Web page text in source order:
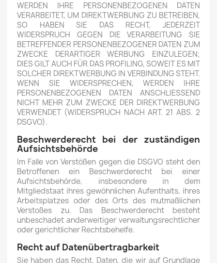
WERDEN IHRE PERSONENBEZOGENEN DATEN
VERARBEITET, UM DIREKTWERBUNG ZU BETREIBEN,
SO HABEN SIE DAS RECHT, JEDERZEIT
WIDERSPRUCH GEGEN DIE VERARBEITUNG SIE
BETREFFENDER PERSONENBEZOGENER DATEN ZUM
ZWECKE DERARTIGER WERBUNG EINZULEGEN;
DIES GILT AUCH FÜR DAS PROFILING, SOWEIT ES MIT
SOLCHER DIREKTWERBUNG IN VERBINDUNG STEHT.
WENN SIE WIDERSPRECHEN, WERDEN IHRE
PERSONENBEZOGENEN DATEN ANSCHLIESSEND
NICHT MEHR ZUM ZWECKE DER DIREKTWERBUNG
VERWENDET (WIDERSPRUCH NACH ART. 21 ABS. 2
DSGVO).
Beschwerde­recht bei der zuständigen
Aufsichts­behörde
Im Falle von Verstößen gegen die DSGVO steht den
Betroffenen ein Beschwerderecht bei einer
Aufsichtsbehörde, insbesondere in dem
Mitgliedstaat ihres gewöhnlichen Aufenthalts, ihres
Arbeitsplatzes oder des Orts des mutmaßlichen
Verstoßes zu. Das Beschwerderecht besteht
unbeschadet anderweitiger verwaltungsrechtlicher
oder gerichtlicher Rechtsbehelfe.
Recht auf Daten­übertrag­barkeit
Sie haben das Recht, Daten, die wir auf Grundlage